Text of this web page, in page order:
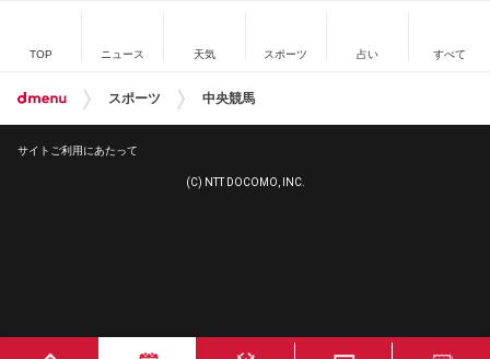
TOP ニュース 天気 スポーツ 占い すべて
スポーツ 中央競馬
サイトご利用にあたって
(C) NTT DOCOMO, INC.